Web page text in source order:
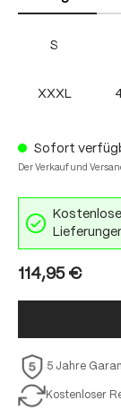
S
XXXL
Sofort
Der Verkauf und
114,95 €
5 Jahre
Kostenloser